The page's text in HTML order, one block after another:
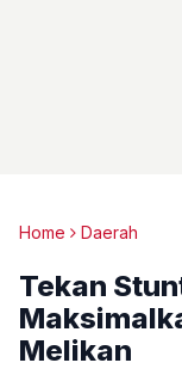
Home Daerah
Tekan
Melikan